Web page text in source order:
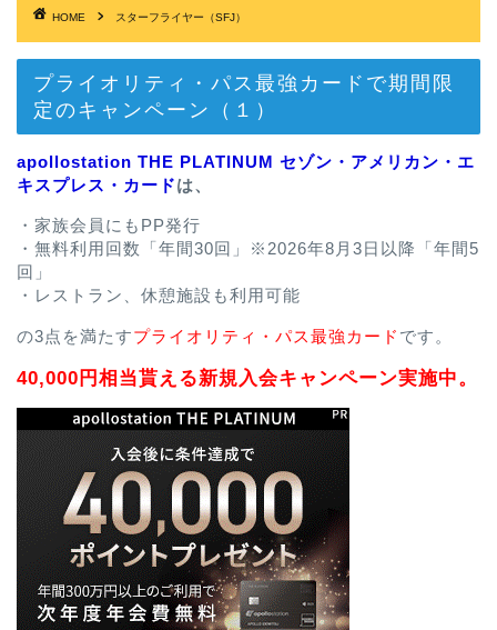
HOME スターフライヤー（SFJ）
プライオリティ・パス最強カードで期間限
定のキャンペーン（１）
apollostation THE PLATINUM セゾン・アメリカン・エ
キスプレス・カードは、
・家族会員にもPP発行
・無料利用回数「年間30回」※2026年8月3日以降「年間5
回」
・レストラン、休憩施設も利用可能
の3点を満たすプライオリティ・パス最強カード です。
40,000円相当貰える新規入会キャンペーン実施中。